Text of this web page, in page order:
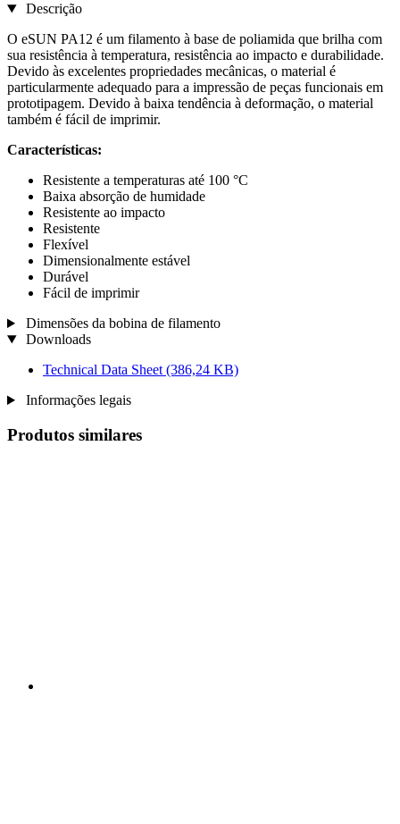
Descrição
O eSUN PA12 é um filamento à base de poliamida que brilha com
sua resistência à temperatura, resistência ao impacto e durabilidade.
Devido às excelentes propriedades mecânicas, o material é
particularmente adequado para a impressão de peças funcionais em
prototipagem. Devido à baixa tendência à deformação, o material
também é fácil de imprimir.
Características:
Resistente a temperaturas até 100 °C
Baixa absorção de humidade
Resistente ao impacto
Resistente
Flexível
Dimensionalmente estável
Durável
Fácil de imprimir
Dimensões da bobina de filamento
Downloads
Technical Data Sheet (386,24 KB)
Informações legais
Produtos similares